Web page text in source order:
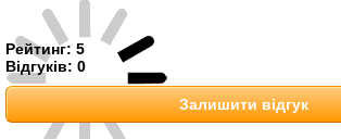
Рейтинг: 5
Відгуків: 0
Залишити відгук